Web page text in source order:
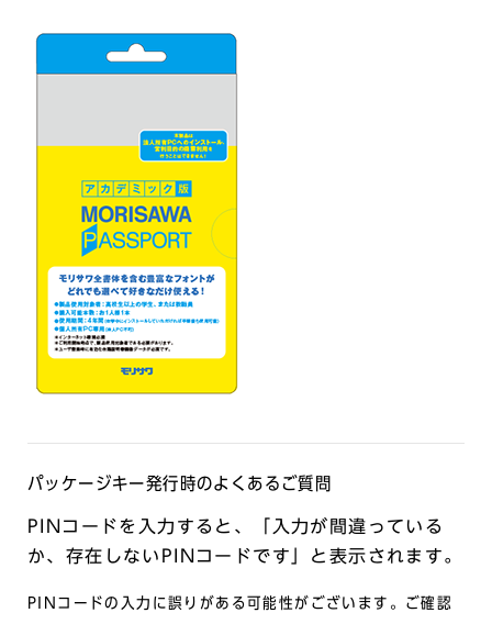
パッケージキー発行時のよくあるご質問
PINコードを入力すると、「入力が間違っている
か、存在しないPINコードです」と表示されます。
PINコードの入力に誤りがある可能性がございます。ご確認